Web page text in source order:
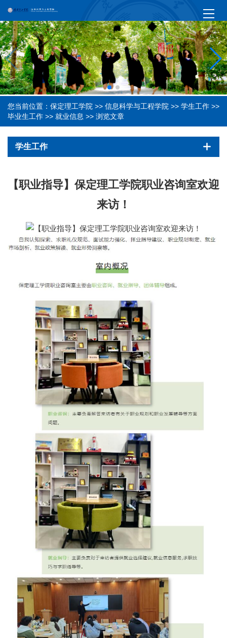
您当前位置： 保定理工学院 >> 信息科学与工程学院 >> 学生工作 >>
毕业生工作 >> 就业信息 >> 浏览文章
学生工作
【职业指导】保定理工学院职业咨询室欢迎
来访！